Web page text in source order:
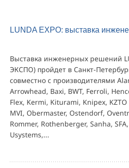
LUNDA EXPO: выставка
Выставка инженерных решений
ЭКСПО) пройдет в Санкт-
совместно с производителями
Arrowhead, Baxi, BWT, Ferroli,
Flex, Kermi, Kiturami, Knipex,
MVI, Obermaster, Ostendorf,
Rommer, Rothenberger, Sanha,
Usystems,...